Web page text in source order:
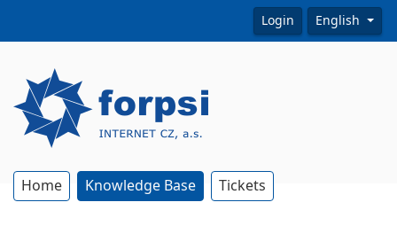
Login English
Home Knowledge Base Tickets